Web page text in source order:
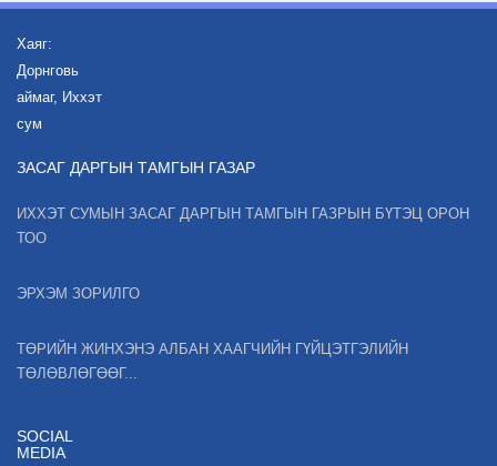
Хаяг:
Дорнговь
аймаг, Иххэт
сум
ЗАСАГ ДАРГЫН ТАМГЫН ГАЗАР
ИХХЭТ СУМЫН ЗАСАГ ДАРГЫН ТАМГЫН ГАЗРЫН БҮТЭЦ ОРОН
ТОО
ЭРХЭМ ЗОРИЛГО
ТӨРИЙН ЖИНХЭНЭ АЛБАН ХААГЧИЙН ГҮЙЦЭТГЭЛИЙН
ТӨЛӨВЛӨГӨӨГ...
SOCIAL
MEDIA